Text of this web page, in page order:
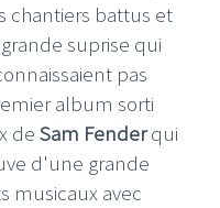
chantiers battus et
suprise qui
pas
album sorti
de Sam Fenderqui
d'une grande
musicaux avec